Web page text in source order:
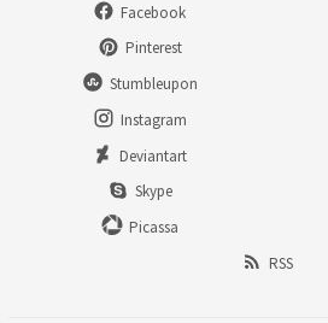
Facebook
Pinterest
Stumbleupon
Instagram
Deviantart
Skype
Picassa
RSS